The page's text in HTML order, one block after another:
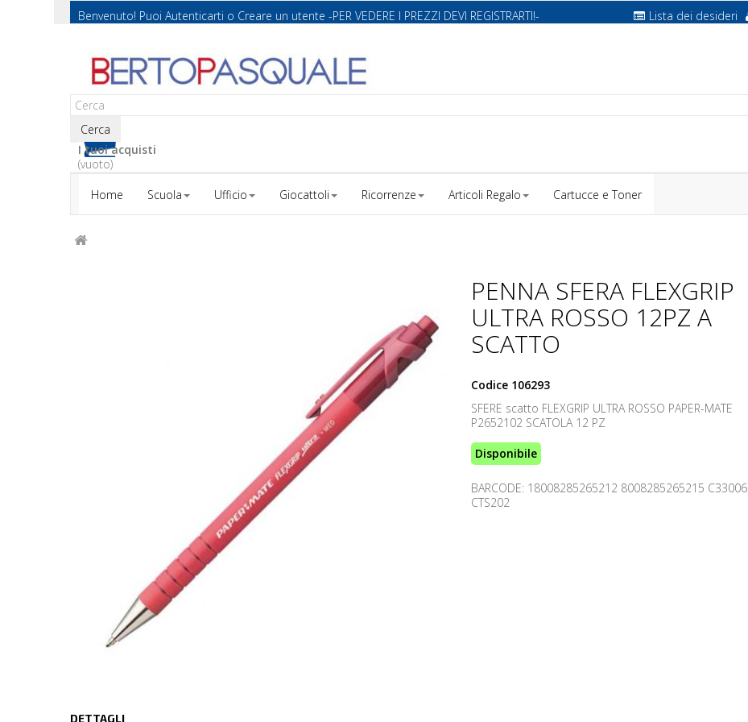
Benvenuto! Puoi Autenticarti o Creare un utente -PER VEDERE I PREZZI DEVI REGISTRARTI!- Lista dei desideri
Cerca
I tuoi acquisti
(vuoto)
Home
Scuola Ufficio Giocattoli Ricorrenze Articoli Regalo Cartucce e Toner
PENNA SFERA FLEXGRIP
ULTRA ROSSO 12PZ A
SCATTO
Codice 106293
SFERE scatto FLEXGRIP ULTRA ROSSO PAPER-MATE
P2652102 SCATOLA 12 PZ
Disponibile
BARCODE: 18008285265212 8008285265215 C33006
CTS202
DETTAGLI